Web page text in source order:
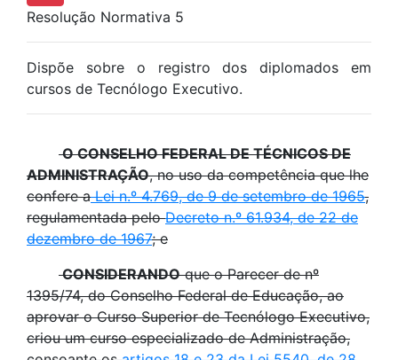
Resolução Normativa 5
Dispõe sobre o registro dos diplomados em
cursos de Tecnólogo Executivo.
O CONSELHO FEDERAL DE TÉCNICOS DE
ADMINISTRAÇÃO, no uso da competência que lhe
confere aLei n.º 4.769, de 9 de setembro de 1965,
regulamentada peloDecreto n.º 61.934, de 22 de
dezembro de 1967; e
CONSIDERANDOque o Parecer de nº
1395/74, do Conselho Federal de Educação, ao
aprovar o Curso Superior de Tecnólogo Executivo,
criou um curso especializado de Administração,